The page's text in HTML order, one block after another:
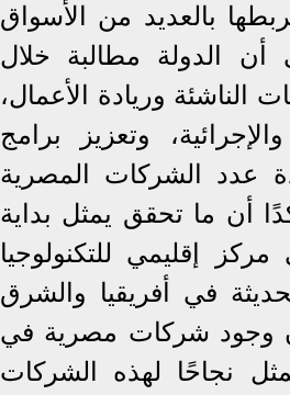
بالعديد من الأسواق
أن الدولة مطالبة خلال
الناشئة وريادة الأعمال،
وتعزيز برامج
عدد الشركات المصرية
أن ما تحقق يمثل بداية
إقليمي للتكنولوجيا
في أفريقيا والشرق
وجود شركات مصرية في
نجاحًا لهذه الشركات